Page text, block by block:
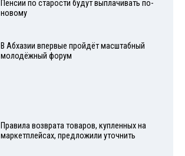
Пенсии по старости будут выплачивать по-
новому
В Абхазии впервые пройдёт масштабный
молодёжный форум
Правила возврата товаров, купленных на
маркетплейсах, предложили уточнить